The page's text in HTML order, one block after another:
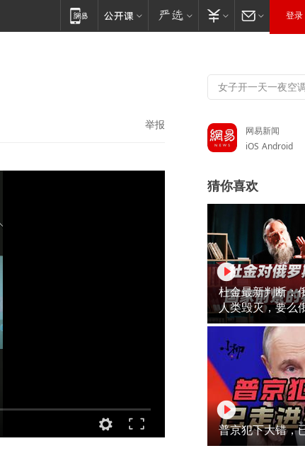
登录
举报
网易新闻
iOS Android
猜你喜欢
杜金最新判断：
人类毁灭，要么
普京犯下大错，